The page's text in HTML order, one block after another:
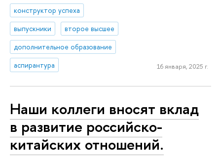
конструктор успеха
выпускники
второе высшее
дополнительное образование
аспирантура
16 января, 2025 г.
Наши коллеги вносят вклад
в развитие российско-
китайских отношений.